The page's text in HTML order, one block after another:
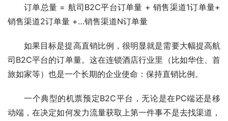
订单总量 = 航司B2C平台订单量 + 销售渠道1订单量+
销售渠道2订单量 +…销售渠道N订单量
如果目标是提高直销比例，很明显就是需要大幅提高航
司B2C平台的订单量。这在连锁酒店行业里（比如华住、首
旅如家等）也是一个长期的企业使命：保持直销比例。
一个典型的机票预定B2C平台，无论是在PC端还是移
动端，在决定如何发力流量获取上第一件事不是去找渠道，